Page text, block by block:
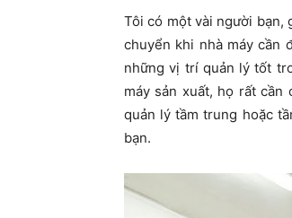
Tôi có một vài người bạn,
chuyển khi nhà máy cần
những vị trí quản lý tốt
máy sản xuất, họ rất
quản lý tầm trung hoặc
bạn.